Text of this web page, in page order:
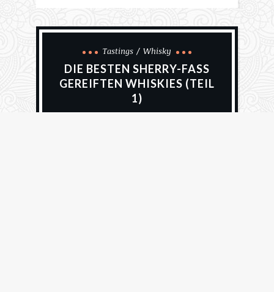
Tastings Whisky
DIE BESTEN SHERRY-FASS
GEREIFTEN WHISKIES (TEIL
1)
27. Februar 2021
Alfred Hullmann